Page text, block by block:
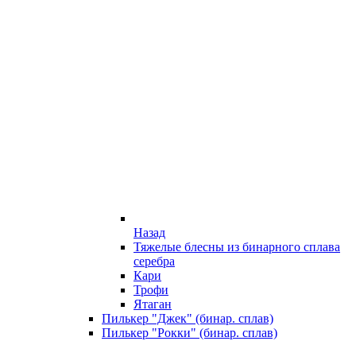
Назад
Тяжелые блесны из бинарного сплава
серебра
Кари
Трофи
Ятаган
Пилькер "Джек" (бинар. сплав)
Пилькер "Рокки" (бинар. сплав)